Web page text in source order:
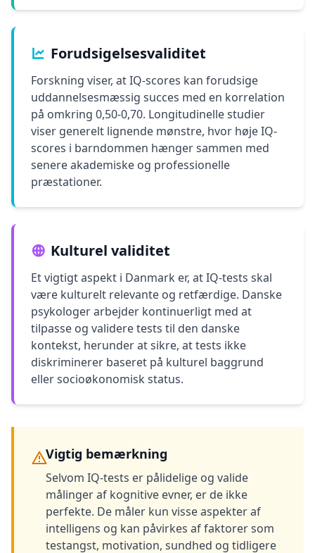
Forudsigelsesvaliditet
Forskning viser, at IQ-scores kan forudsige
uddannelsesmæssig succes med en korrelation
på omkring 0,50-0,70. Longitudinelle studier
viser generelt lignende mønstre, hvor høje IQ-
scores i barndommen hænger sammen med
senere akademiske og professionelle
præstationer.
Kulturel validitet
Et vigtigt aspekt i Danmark er, at IQ-tests skal
være kulturelt relevante og retfærdige. Danske
psykologer arbejder kontinuerligt med at
tilpasse og validere tests til den danske
kontekst, herunder at sikre, at tests ikke
diskriminerer baseret på kulturel baggrund
eller socioøkonomisk status.
Vigtig bemærkning
Selvom IQ-tests er pålidelige og valide
målinger af kognitive evner, er de ikke
perfekte. De måler kun visse aspekter af
intelligens og kan påvirkes af faktorer som
testangst, motivation, sundhed og tidligere